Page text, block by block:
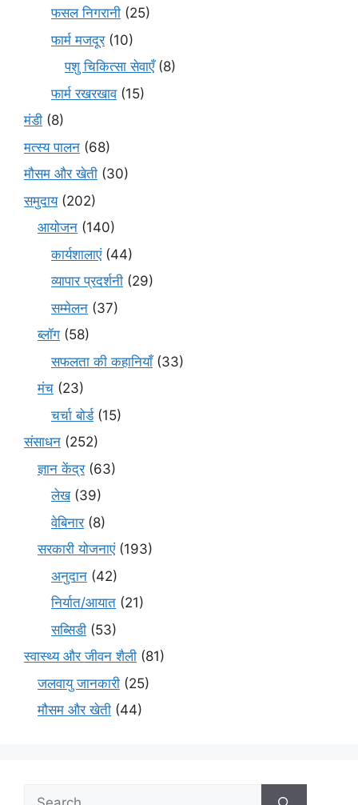
फसल निगरानी (25)
फार्म मजदूर(10)
पशु चिकित्सा सेवाएँ(8)
फार्म रखरखाव(15)
मंडी (8)
मत्स्य पालन (68)
मौसम और खेती (30)
समुदाय(202)
आयोजन (140)
कार्यशालाएं(44)
व्यापार प्रदर्शनी (29)
सम्मेलन (37)
ब्लॉग (58)
सफलता की कहानियाँ(33)
मंच (23)
चर्चा बोर्ड(15)
संसाधन (252)
ज्ञान केंद्र(63)
लेख(39)
वेबिनार(8)
सरकारी योजनाएं(193)
अनुदान (42)
निर्यात/आयात (21)
सब्सिडी (53)
स्वास्थ्य और जीवन शैली (81)
जलवायु जानकारी (25)
मौसम और खेती (44)